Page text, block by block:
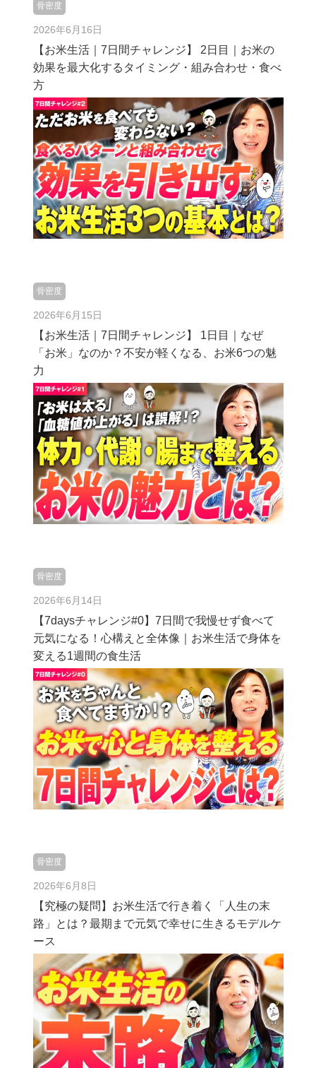
骨密度
2026年6月16日
【お米生活｜7日間チャレンジ】 2日目｜お米の
効果を最大化するタイミング・組み合わせ・食べ
方
骨密度
2026年6月15日
【お米生活｜7日間チャレンジ】 1日目｜なぜ
「お米」なのか？不安が軽くなる、お米6つの魅
力
骨密度
2026年6月14日
【7daysチャレンジ#0】7日間で我慢せず食べて
元気になる！心構えと全体像｜お米生活で身体を
変える1週間の食生活
骨密度
2026年6月8日
【究極の疑問】お米生活で行き着く「人生の末
路」とは？最期まで元気で幸せに生きるモデルケ
ース